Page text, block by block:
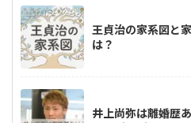
王貞治の家系図と
は？
井上尚弥は離婚歴